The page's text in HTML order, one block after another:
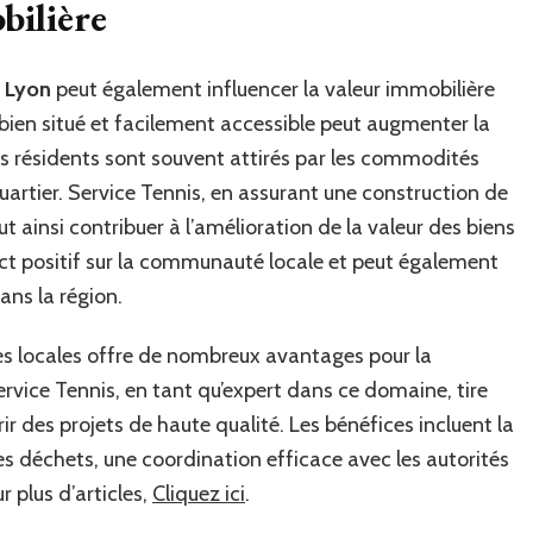
peut également influencer la valeur immobilière
situé et facilement accessible peut augmenter la
résidents sont souvent attirés par les commodités
Service Tennis, en assurant une construction de
contribuer à l’amélioration de la valeur des biens
positif sur la communauté locale et peut également
la région.
locales offre de nombreux avantages pour la
Tennis, en tant qu’expert dans ce domaine, tire
projets de haute qualité. Les bénéfices incluent la
déchets, une coordination efficace avec les autorités
plus d’articles, Cliquez ici.